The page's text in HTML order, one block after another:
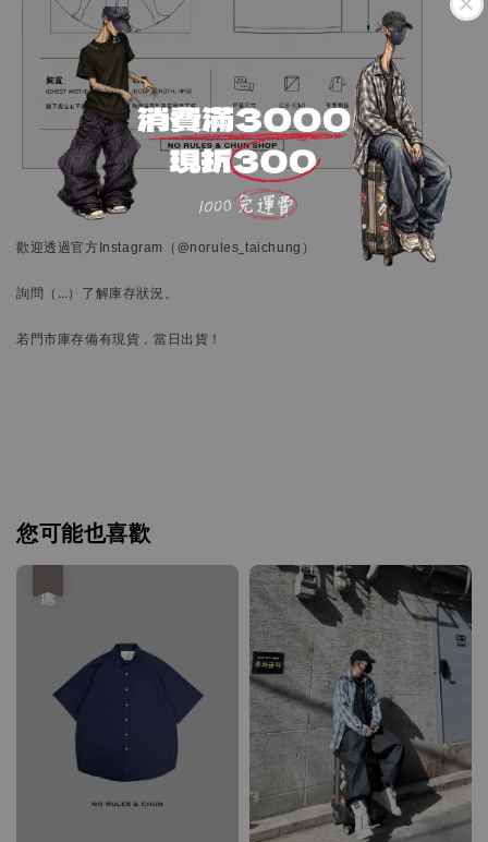
歡迎透過官方Instagram （@norules_taichung）
詢問 （…） 了解庫存狀況。
若門市庫存備有現貨，當日出貨！
您可能也喜歡